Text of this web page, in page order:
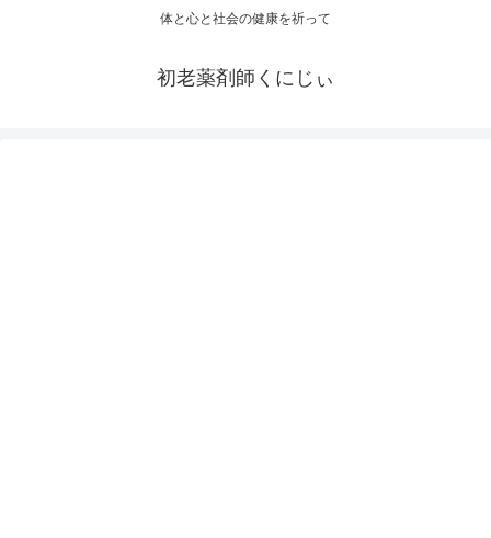
体と心と社会の健康を祈って
初老薬剤師くにじぃ